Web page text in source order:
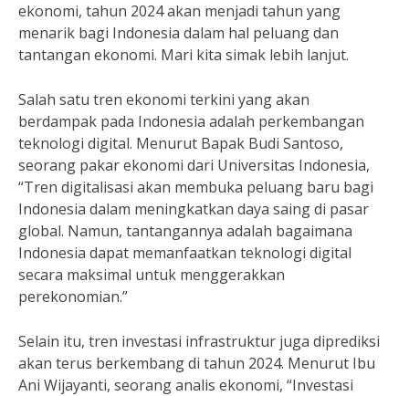
ekonomi, tahun 2024 akan menjadi tahun yang
menarik bagi Indonesia dalam hal peluang dan
tantangan ekonomi. Mari kita simak lebih lanjut.
Salah satu tren ekonomi terkini yang akan
berdampak pada Indonesia adalah perkembangan
teknologi digital. Menurut Bapak Budi Santoso,
seorang pakar ekonomi dari Universitas Indonesia,
“Tren digitalisasi akan membuka peluang baru bagi
Indonesia dalam meningkatkan daya saing di pasar
global. Namun, tantangannya adalah bagaimana
Indonesia dapat memanfaatkan teknologi digital
secara maksimal untuk menggerakkan
perekonomian.”
Selain itu, tren investasi infrastruktur juga diprediksi
akan terus berkembang di tahun 2024. Menurut Ibu
Ani Wijayanti, seorang analis ekonomi, “Investasi